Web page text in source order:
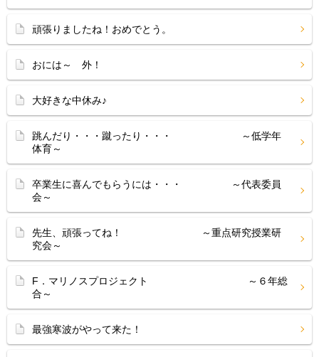
頑張りましたね！おめでとう。
おには～ 外！
大好きな中休み♪
跳んだり・・・蹴ったり・・・ ～低学年
体育～
卒業生に喜んでもらうには・・・ ～代表委員
会～
先生、頑張ってね！ ～重点研究授業研
究会～
F．マリノスプロジェクト ～６年総
合～
最強寒波がやって来た！